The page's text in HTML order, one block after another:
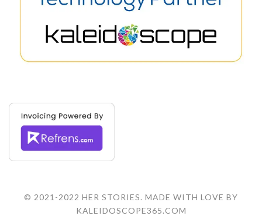
© 2021-2022 HER STORIES. MADE WITH LOVE BY
KALEIDOSCOPE365.COM